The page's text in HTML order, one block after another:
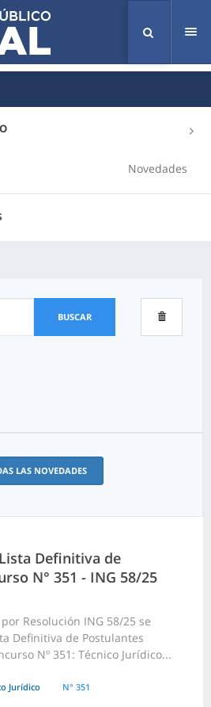
Novedades
BUSCAR
LAS NOVEDADES
Definitiva de
N° 351 - ING 58/25
Resolución ING 58/25 se
Definitiva de Postulantes
Nº 351: Técnico Jurídico...
Jurídico N° 351